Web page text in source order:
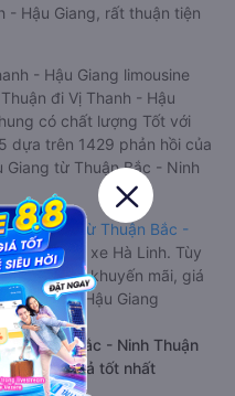
- Hậu Giang, rất thuận tiện
- Hậu Giang limousine
đi Vị Thanh - Hậu
có chất lượng Tốt với
dựa trên 1429 phản hồi của
Giang từ Thuận Bắc - Ninh
Giang từ Thuận Bắc -
của hãng xe Hà Linh. Tùy
trình khuyến mãi, giá
Thanh - Hậu Giang
Thuận Bắc - Ninh Thuận
mái, giá cả tốt nhất